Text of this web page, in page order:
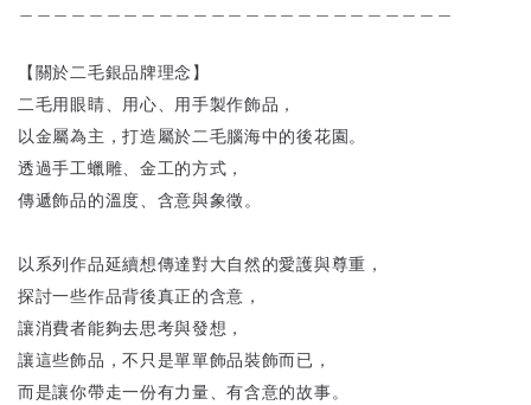
【關於二毛銀品牌理念】
二毛用眼睛、用心、用手製作飾品，
以金屬為主，打造屬於二毛腦海中的後花園。
透過手工蠟雕、金工的方式，
傳遞飾品的溫度、含意與象徵。
以系列作品延續想傳達對大自然的愛護與尊重，
探討一些作品背後真正的含意，
讓消費者能夠去思考與發想，
讓這些飾品，不只是單單飾品裝飾而已，
而是讓你帶走一份有力量、有含意的故事。